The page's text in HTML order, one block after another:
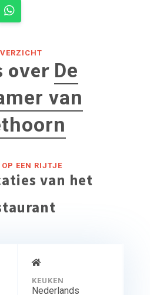
over De
van
OP EEN RIJTJE
van het
KEUKEN
Nederlands